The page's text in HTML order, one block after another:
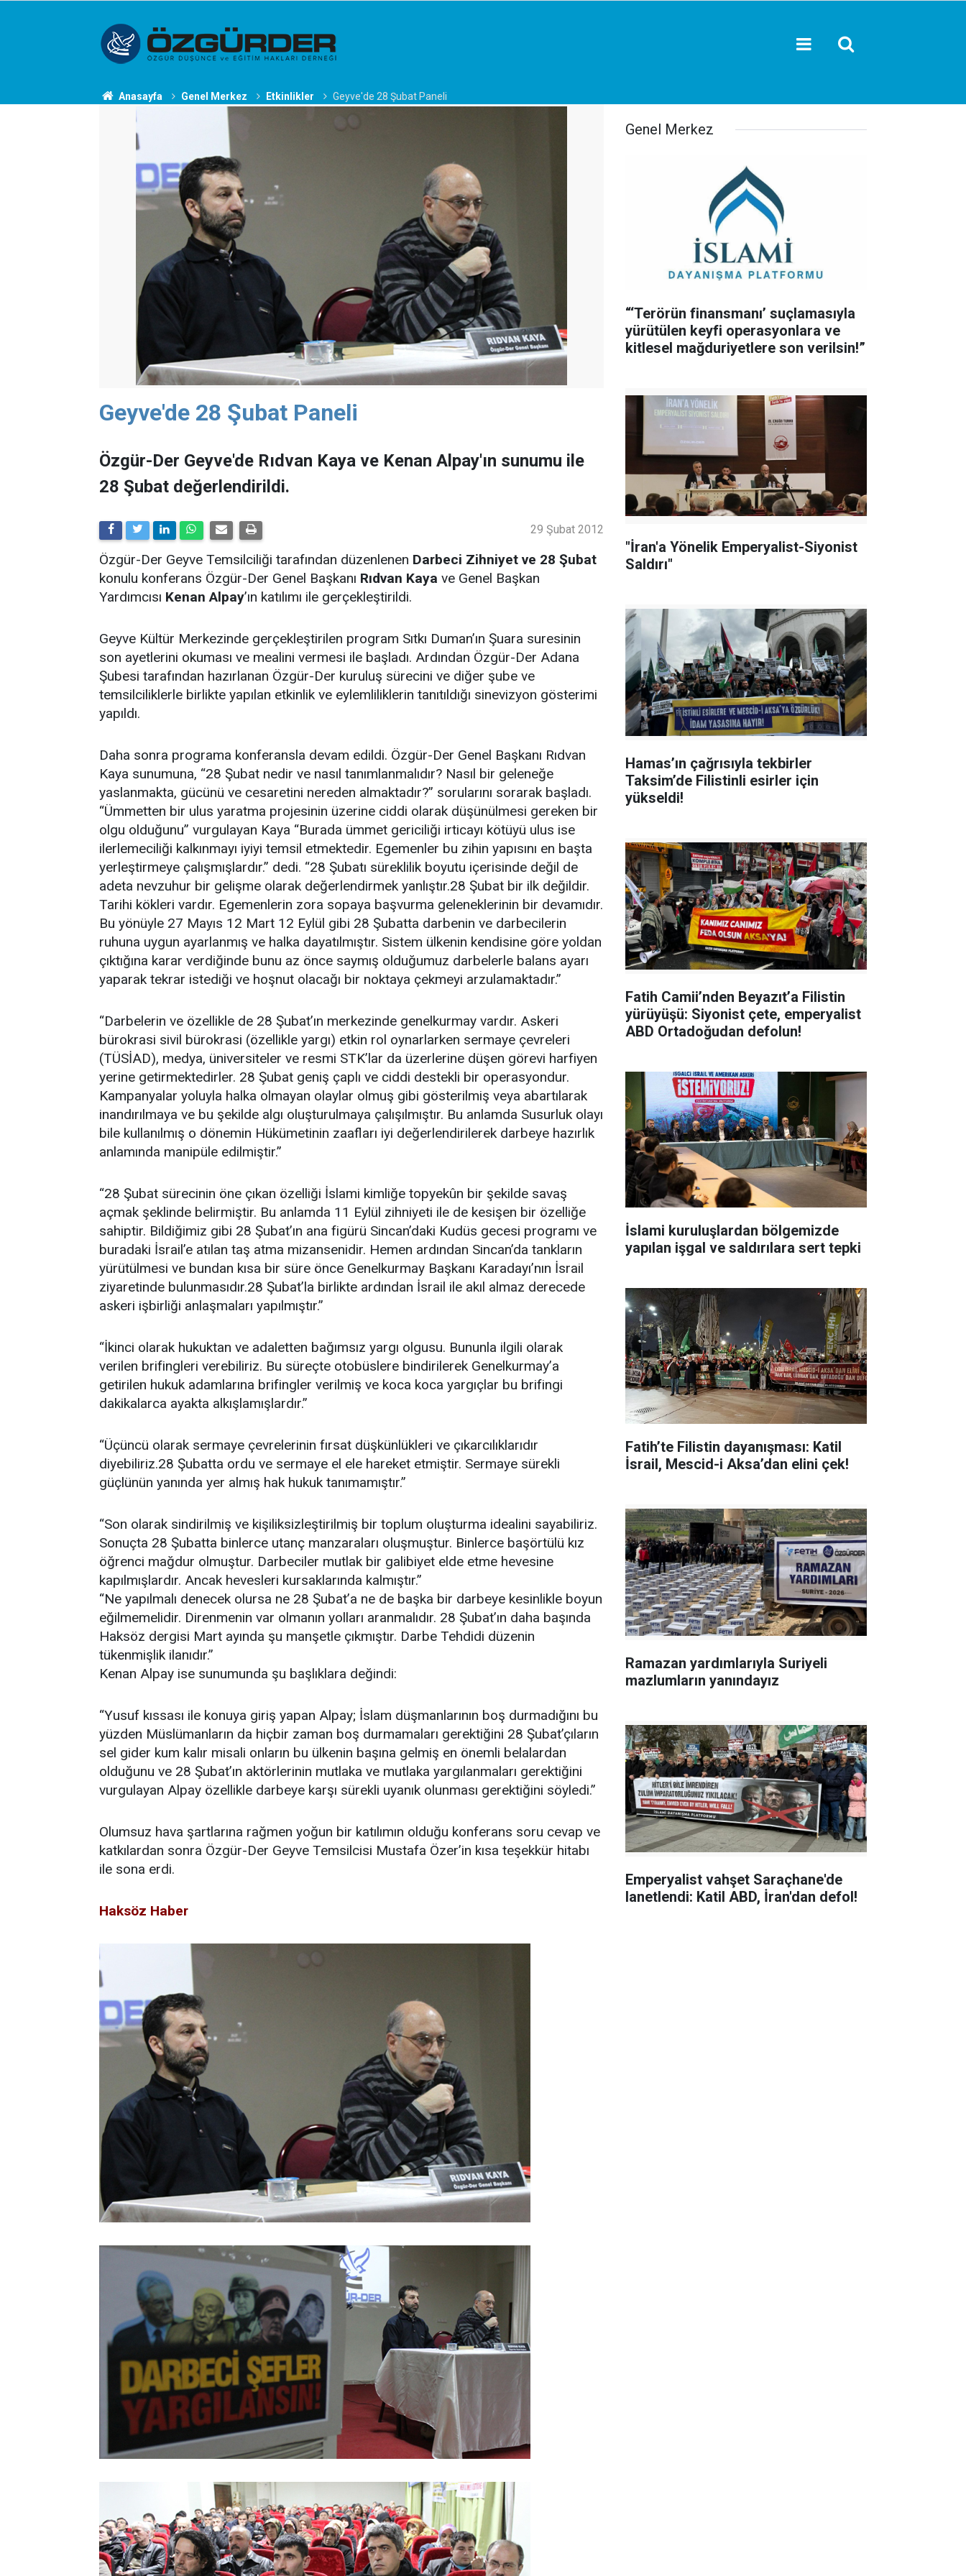
Anasayfa Genel Merkez Etkinlikler Geyve'de 28 Şubat Paneli
Geyve'de 28 Şubat Paneli
Özgür-Der Geyve'de Rıdvan Kaya ve Kenan Alpay'ın sunumu ile
28 Şubat değerlendirildi.
29 Şubat 2012
Özgür-Der Geyve Temsilciliği tarafından düzenlenen Darbeci Zihniyet ve 28 Şubat
konulu konferans Özgür-Der Genel Başkanı Rıdvan Kaya ve Genel Başkan
Yardımcısı Kenan Alpay’ın katılımı ile gerçekleştirildi.
Geyve Kültür Merkezinde gerçekleştirilen program Sıtkı Duman’ın Şuara suresinin
son ayetlerini okuması ve mealini vermesi ile başladı. Ardından Özgür-Der Adana
Şubesi tarafından hazırlanan Özgür-Der kuruluş sürecini ve diğer şube ve
temsilciliklerle birlikte yapılan etkinlik ve eylemliliklerin tanıtıldığı sinevizyon gösterimi
yapıldı.
Daha sonra programa konferansla devam edildi. Özgür-Der Genel Başkanı Rıdvan
Kaya sunumuna, “28 Şubat nedir ve nasıl tanımlanmalıdır? Nasıl bir geleneğe
yaslanmakta, gücünü ve cesaretini nereden almaktadır?” sorularını sorarak başladı.
“Ümmetten bir ulus yaratma projesinin üzerine ciddi olarak düşünülmesi gereken bir
olgu olduğunu” vurgulayan Kaya “Burada ümmet gericiliği irticayı kötüyü ulus ise
ilerlemeciliği kalkınmayı iyiyi temsil etmektedir. Egemenler bu zihin yapısını en başta
yerleştirmeye çalışmışlardır.” dedi. “28 Şubatı süreklilik boyutu içerisinde değil de
adeta nevzuhur bir gelişme olarak değerlendirmek yanlıştır.28 Şubat bir ilk değildir.
Tarihi kökleri vardır. Egemenlerin zora sopaya başvurma geleneklerinin bir devamıdır.
Bu yönüyle 27 Mayıs 12 Mart 12 Eylül gibi 28 Şubatta darbenin ve darbecilerin
ruhuna uygun ayarlanmış ve halka dayatılmıştır. Sistem ülkenin kendisine göre yoldan
çıktığına karar verdiğinde bunu az önce saymış olduğumuz darbelerle balans ayarı
yaparak tekrar istediği ve hoşnut olacağı bir noktaya çekmeyi arzulamaktadır.”
“Darbelerin ve özellikle de 28 Şubat’ın merkezinde genelkurmay vardır. Askeri
bürokrasi sivil bürokrasi (özellikle yargı) etkin rol oynarlarken sermaye çevreleri
(TÜSİAD), medya, üniversiteler ve resmi STK’lar da üzerlerine düşen görevi harfiyen
yerine getirmektedirler. 28 Şubat geniş çaplı ve ciddi destekli bir operasyondur.
Kampanyalar yoluyla halka olmayan olaylar olmuş gibi gösterilmiş veya abartılarak
inandırılmaya ve bu şekilde algı oluşturulmaya çalışılmıştır. Bu anlamda Susurluk olayı
bile kullanılmış o dönemin Hükümetinin zaafları iyi değerlendirilerek darbeye hazırlık
anlamında manipüle edilmiştir.”
“28 Şubat sürecinin öne çıkan özelliği İslami kimliğe topyekûn bir şekilde savaş
açmak şeklinde belirmiştir. Bu anlamda 11 Eylül zihniyeti ile de kesişen bir özelliğe
sahiptir. Bildiğimiz gibi 28 Şubat’ın ana figürü Sincan’daki Kudüs gecesi programı ve
buradaki İsrail’e atılan taş atma mizansenidir. Hemen ardından Sincan’da tankların
yürütülmesi ve bundan kısa bir süre önce Genelkurmay Başkanı Karadayı’nın İsrail
ziyaretinde bulunmasıdır.28 Şubat’la birlikte ardından İsrail ile akıl almaz derecede
askeri işbirliği anlaşmaları yapılmıştır.”
“İkinci olarak hukuktan ve adaletten bağımsız yargı olgusu. Bununla ilgili olarak
verilen brifingleri verebiliriz. Bu süreçte otobüslere bindirilerek Genelkurmay’a
getirilen hukuk adamlarına brifingler verilmiş ve koca koca yargıçlar bu brifingi
dakikalarca ayakta alkışlamışlardır.”
“Üçüncü olarak sermaye çevrelerinin fırsat düşkünlükleri ve çıkarcılıklarıdır
diyebiliriz.28 Şubatta ordu ve sermaye el ele hareket etmiştir. Sermaye sürekli
güçlünün yanında yer almış hak hukuk tanımamıştır.”
“Son olarak sindirilmiş ve kişiliksizleştirilmiş bir toplum oluşturma idealini sayabiliriz.
Sonuçta 28 Şubatta binlerce utanç manzaraları oluşmuştur. Binlerce başörtülü kız
öğrenci mağdur olmuştur. Darbeciler mutlak bir galibiyet elde etme hevesine
kapılmışlardır. Ancak hevesleri kursaklarında kalmıştır.”
“Ne yapılmalı denecek olursa ne 28 Şubat’a ne de başka bir darbeye kesinlikle boyun
eğilmemelidir. Direnmenin var olmanın yolları aranmalıdır. 28 Şubat’ın daha başında
Haksöz dergisi Mart ayında şu manşetle çıkmıştır. Darbe Tehdidi düzenin
tükenmişlik ilanıdır.”
Kenan Alpay ise sunumunda şu başlıklara değindi:
“Yusuf kıssası ile konuya giriş yapan Alpay; İslam düşmanlarının boş durmadığını bu
yüzden Müslümanların da hiçbir zaman boş durmamaları gerektiğini 28 Şubat’çıların
sel gider kum kalır misali onların bu ülkenin başına gelmiş en önemli belalardan
olduğunu ve 28 Şubat’ın aktörlerinin mutlaka ve mutlaka yargılanmaları gerektiğini
vurgulayan Alpay özellikle darbeye karşı sürekli uyanık olunması gerektiğini söyledi.”
Olumsuz hava şartlarına rağmen yoğun bir katılımın olduğu konferans soru cevap ve
katkılardan sonra Özgür-Der Geyve Temsilcisi Mustafa Özer’in kısa teşekkür hitabı
ile sona erdi.
Haksöz Haber
Genel Merkez
“‘Terörün finansmanı’ suçlamasıyla
yürütülen keyfi operasyonlara ve
kitlesel mağduriyetlere son verilsin!”
"İran'a Yönelik Emperyalist-Siyonist
Saldırı"
Hamas’ın çağrısıyla tekbirler
Taksim’de Filistinli esirler için
yükseldi!
Fatih Camii’nden Beyazıt’a Filistin
yürüyüşü: Siyonist çete, emperyalist
ABD Ortadoğudan defolun!
İslami kuruluşlardan bölgemizde
yapılan işgal ve saldırılara sert tepki
Fatih’te Filistin dayanışması: Katil
İsrail, Mescid-i Aksa’dan elini çek!
Ramazan yardımlarıyla Suriyeli
mazlumların yanındayız
Emperyalist vahşet Saraçhane'de
lanetlendi: Katil ABD, İran'dan defol!